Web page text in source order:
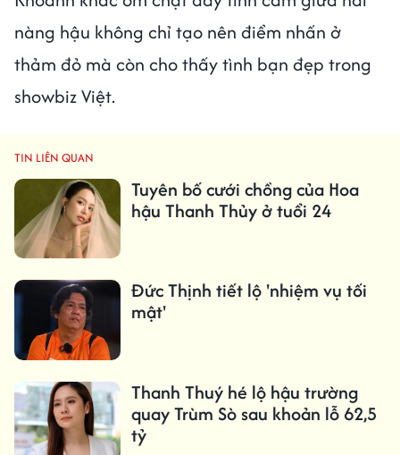
nàng hậu không chỉ tạo nên điểm nhấn ở
thảm đỏ mà còn cho thấy tình bạn đẹp trong
showbiz Việt.
TIN LIÊN QUAN
Tuyên bố cưới chồng của Hoa
hậu Thanh Thủy ở tuổi 24
Đức Thịnh tiết lộ 'nhiệm vụ tối
mật'
Thanh Thuý hé lộ hậu trường
quay Trùm Sò sau khoản lỗ 62,5
tỷ